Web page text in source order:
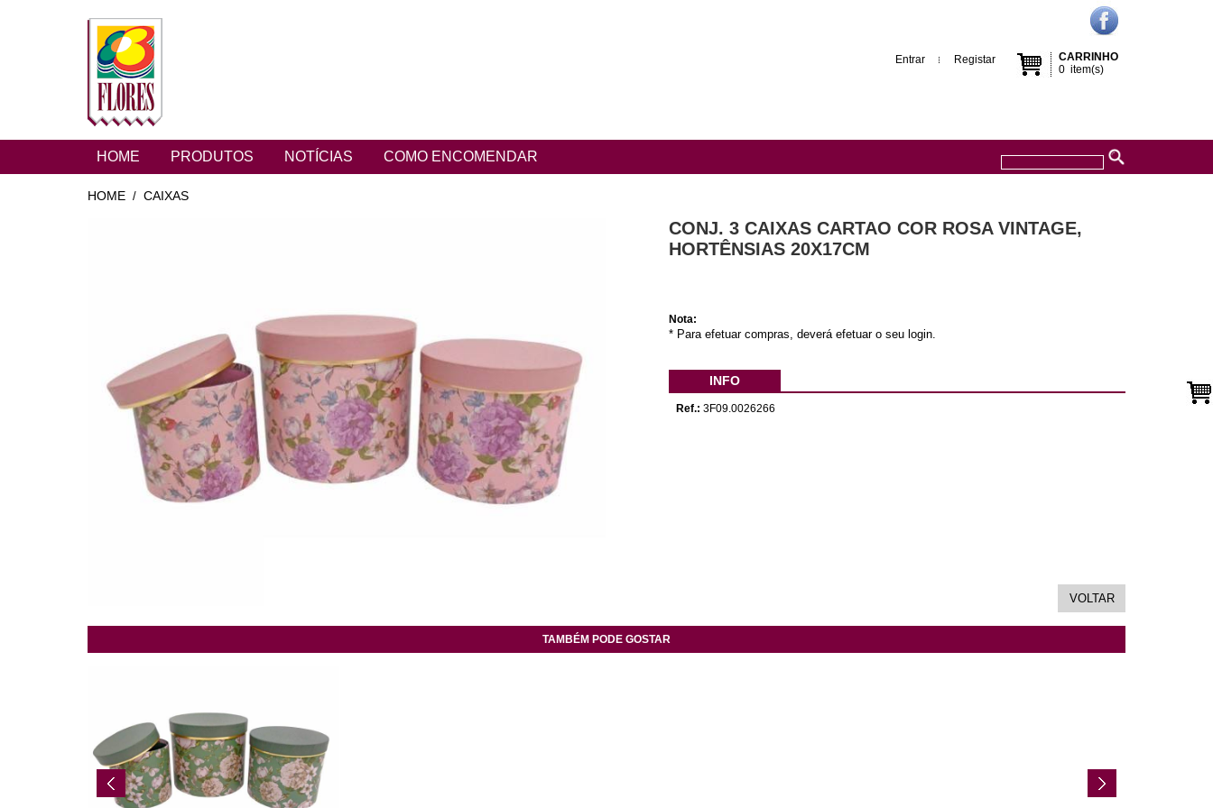
CARRINHO
0 item(s)
Entrar Registar
HOME PRODUTOS NOTÍCIAS COMO ENCOMENDAR
HOME / CAIXAS
CONJ. 3 CAIXAS CARTAO COR ROSA VINTAGE,
HORTÊNSIAS 20X17CM
Nota:
* Para efetuar compras, deverá efetuar o seu login.
INFO
Ref.: 3F09.0026266
TAMBÉM PODE GOSTAR